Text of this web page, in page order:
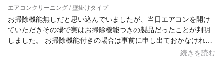
エアコンクリーニング / 壁掛けタイプ
お掃除機能無しだと思い込んでいましたが、当日エアコンを開け
ていただきその場で実はお掃除機能つきの製品だったことが判明
しました。 お掃除機能付きの場合は事前に申し出ておかなければ
ならないにも関わらず、大丈夫です、とテキパキと作業をしてい
続きを読む